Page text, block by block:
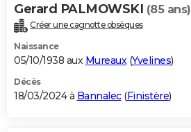
Gerard PALMOWSKI (85 ans)
Créer une cagnotte obsèques
Naissance
05/10/1938 aux Mureaux (Yvelines)
Décès
18/03/2024 à Bannalec(Finistère)